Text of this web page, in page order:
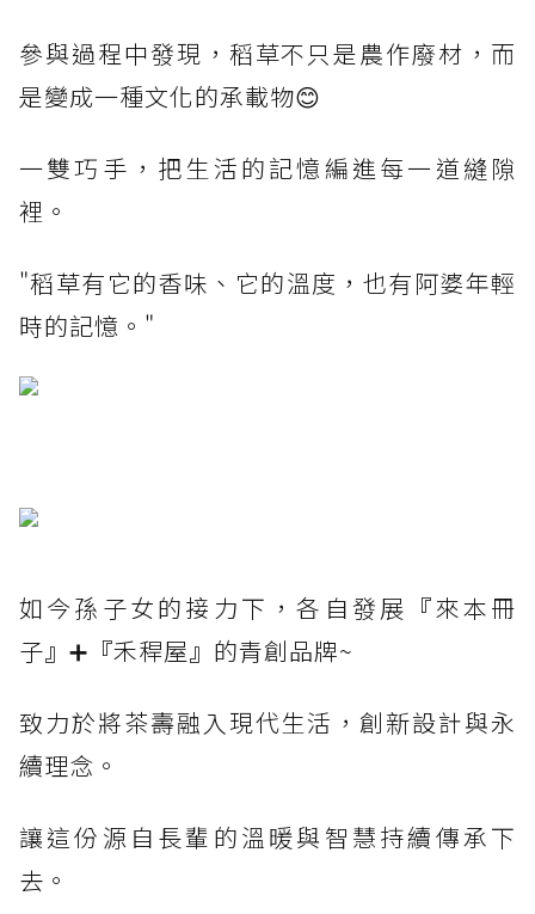
參與過程中發現，稻草不只是農作廢材，而
是變成一種文化的承載物😊
一雙巧手，把生活的記憶編進每一道縫隙
裡。
"稻草有它的香味、它的溫度，也有阿婆年輕
時的記憶。"
如今孫子女的接力下，各自發展 『來本冊
子』 ➕ 『禾稈屋』 的青創品牌~
致力於將茶壽融入現代生活，創新設計與永
續理念。
讓這份源自長輩的溫暖與智慧持續傳承下
去。